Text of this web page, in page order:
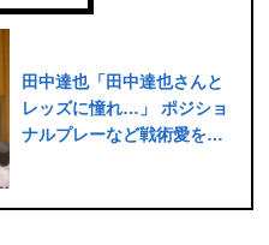
田中達也「田中達也さんと
レッズに憧れ…」 ポジショ
ナルプレーなど戦術愛を熱